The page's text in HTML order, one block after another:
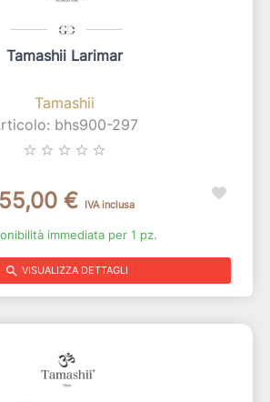
Tamashii Larimar
Tamashii
bhs900-297
star_border star_border star_border star_border star_border
55,00 € IVA inclusa
immediata per 1 pz.
search VISUALIZZA DETTAGLI